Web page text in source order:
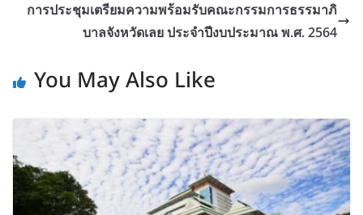
การประชุมเตรียมความพร้อมรับคณะกรรมการธรรมาภิ
บาลจังหวัดเลย ประจำปีงบประมาณ พ.ศ. 2564
You May Also Like